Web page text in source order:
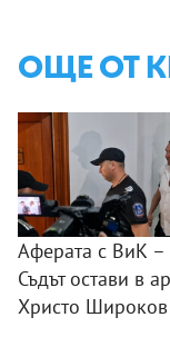
ОЩЕ ОТ
Аферата с ВиК –
Съдът остави в
Христо Широков